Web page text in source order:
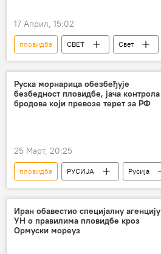
17 Април, 15:02
пловидба СВЕТ Свет
Ормуски мореуз
бродови
Руска морнарица обезбеђује
безбедност пловидбе, јача контрола
бродова који превозе терет за РФ
25 Март, 20:25
пловидба РУСИЈА
Русија
бродови
Николај Патрушев
Иран обавестио специјалну агенцију
УН о правилима пловидбе кроз
Ормуски мореуз